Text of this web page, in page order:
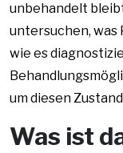
unbehandelt
untersuchen, was
wie es
um diesen
Was ist